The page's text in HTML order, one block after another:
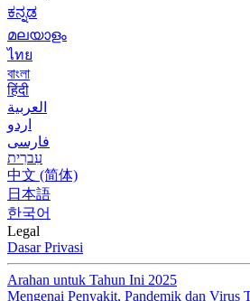
ಕನ್ನಡ
മലയാളം
ไทย
বাংলা
हिंदी
العربية
اردو
فارسی
עִברִית
中文 (简体)
日本語
한국어
Legal
Dasar Privasi
Arahan untuk Tahun Ini 2025
Mengenai Penyakit, Pandemik dan Virus